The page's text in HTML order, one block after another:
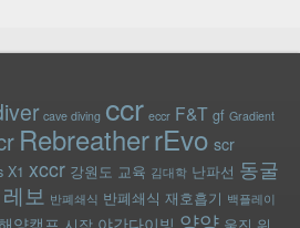
cave diving ccr eccr F&T gf Gradient
RebreatherrEvo scr
X1 xccr 강원도 교육 김대학 난파선 동굴
레보 반폐쇄식 반폐쇄식 재호흡기 백플레이
양캠프 야간다이빙 양양